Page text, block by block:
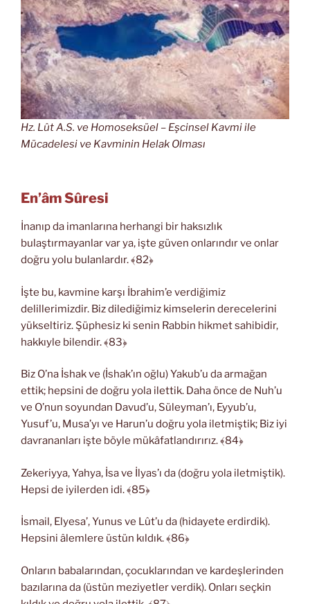
Hz. Lût A.S. ve Homoseksüel – Eşcinsel Kavmi ile
Mücadelesi ve Kavminin Helak Olması
En’âm Sûresi
İnanıp da imanlarına herhangi bir haksızlık
bulaştırmayanlar var ya, işte güven onlarındır ve onlar
doğru yolu bulanlardır. ﴾82﴿
İşte bu, kavmine karşı İbrahim’e verdiğimiz
delillerimizdir. Biz dilediğimiz kimselerin derecelerini
yükseltiriz. Şüphesiz ki senin Rabbin hikmet sahibidir,
hakkıyle bilendir. ﴾83﴿
Biz O’na İshak ve (İshak’ın oğlu) Yakub’u da armağan
ettik; hepsini de doğru yola ilettik. Daha önce de Nuh’u
ve O’nun soyundan Davud’u, Süleyman’ı, Eyyub’u,
Yusuf’u, Musa’yı ve Harun’u doğru yola iletmiştik; Biz iyi
davrananları işte böyle mükâfatlandırırız. ﴾84﴿
Zekeriyya, Yahya, İsa ve İlyas’ı da (doğru yola iletmiştik).
Hepsi de iyilerden idi. ﴾85﴿
İsmail, Elyesa’, Yunus ve Lût’u da (hidayete erdirdik).
Hepsini âlemlere üstün kıldık. ﴾86﴿
Onların babalarından, çocuklarından ve kardeşlerinden
bazılarına da (üstün meziyetler verdik). Onları seçkin